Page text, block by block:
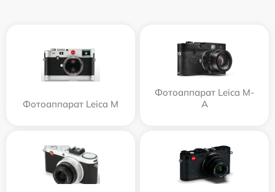
Фотоаппарат Leica M
Фотоаппарат Leica M-
A